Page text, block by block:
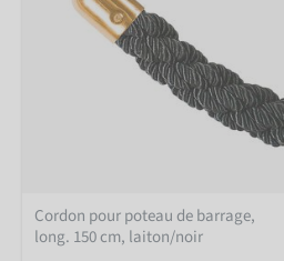
Cordon pour poteau de barrage,
long. 150 cm, laiton/noir